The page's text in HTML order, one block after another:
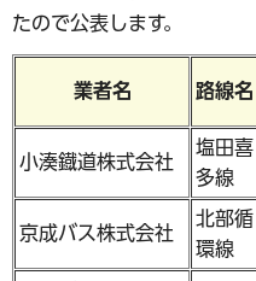
たので公表します。
業者名 路線名
小湊鐡道株式会社
塩田喜
多線
京成バス株式会社
北部循
環線